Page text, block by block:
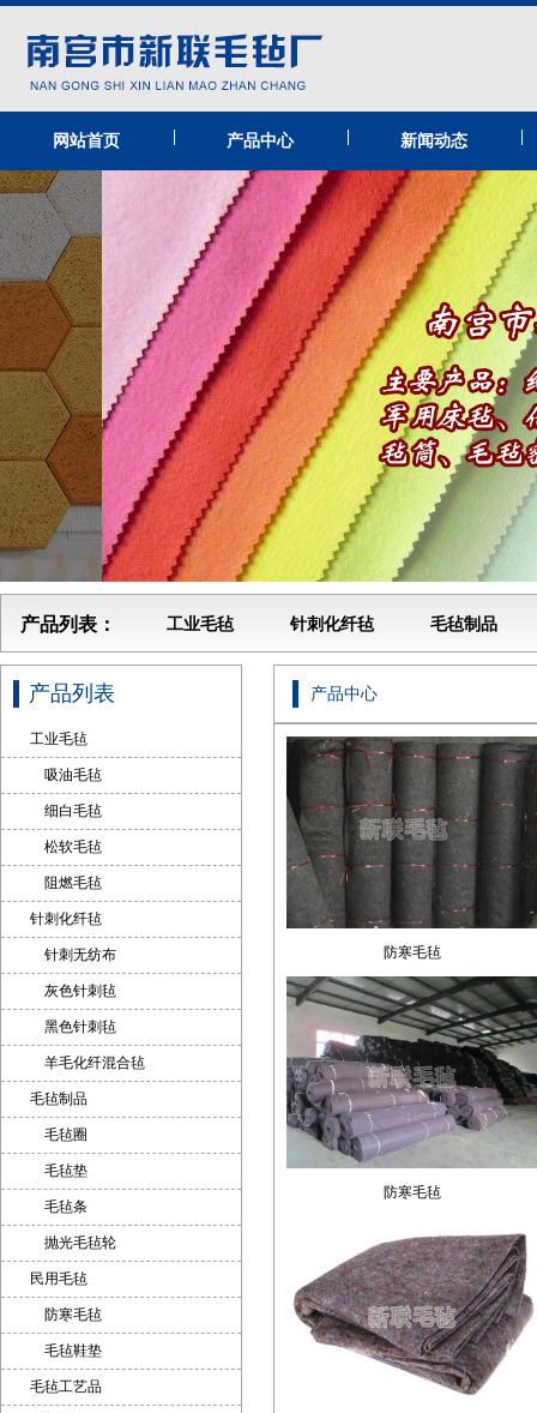
网站首页 产品中心 新闻动态
产品列表： 工业毛毡 针刺化纤毡 毛毡制品
产品列表
工业毛毡
吸油毛毡
细白毛毡
松软毛毡
阻燃毛毡
针刺化纤毡
针刺无纺布
灰色针刺毡
黑色针刺毡
羊毛化纤混合毡
毛毡制品
毛毡圈
毛毡垫
毛毡条
抛光毛毡轮
民用毛毡
防寒毛毡
毛毡鞋垫
毛毡工艺品
产品中心
防寒毛毡
防寒毛毡